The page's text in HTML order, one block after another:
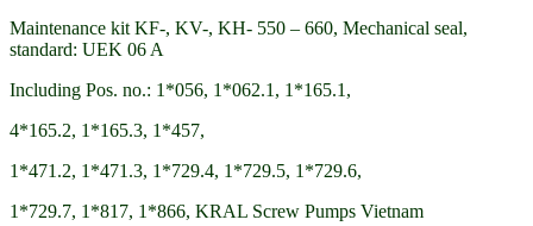
Maintenance kit KF-, KV-, KH- 550 – 660, Mechanical seal,
standard: UEK 06 A
Including Pos. no.: 1*056, 1*062.1, 1*165.1,
4*165.2, 1*165.3, 1*457,
1*471.2, 1*471.3, 1*729.4, 1*729.5, 1*729.6,
1*729.7, 1*817, 1*866, KRAL Screw Pumps Vietnam